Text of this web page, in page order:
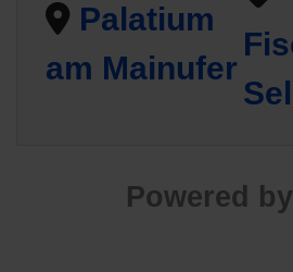
Palatium
am Mainufer
Powered by